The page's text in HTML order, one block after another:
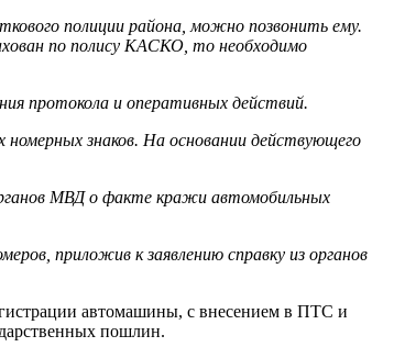
полиции района, можно позвонить ему.
по полису КАСКО, то необходимо
протокола и оперативных действий.
знаков. На основании действующего
МВД о факте кражи автомобильных
приложив к заявлению справку из органов
автомашины, с внесением в ПТС и
пошлин.